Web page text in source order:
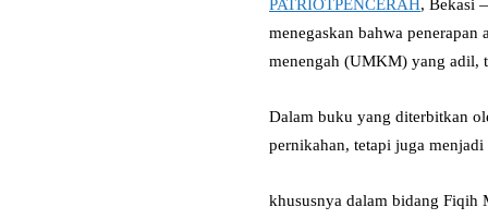
PATRIOTPENCERAH , Bekasi
menegaskan bahwa
menengah (UMKM) yang adil,
Dalam buku yang diterbitkan
pernikahan, tetapi juga
khususnya dalam bidang Fiqih